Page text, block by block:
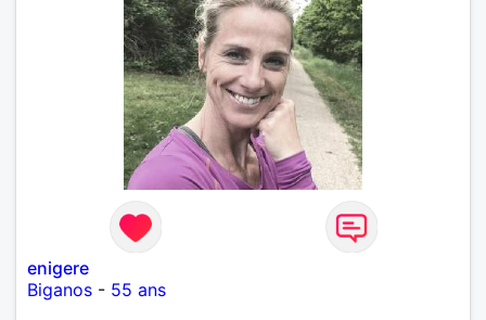
enigere
Biganos - 55 ans